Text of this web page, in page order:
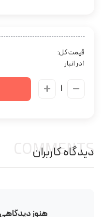
قیمت کل:
1 در انبار
دیدگاه کاربران
COMMENTS
هنوز